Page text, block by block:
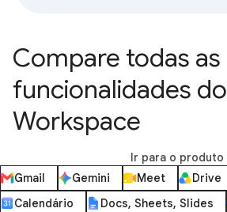
Compare todas as
funcionalidades do
Workspace
Ir para o produto
Gmail
Gemini Meet Drive
Calendário
Docs, Sheets, Slides